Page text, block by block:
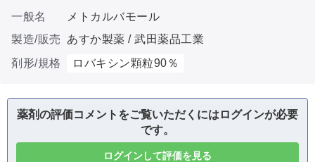
一般名
メトカルバモール
製造/販売
あすか製薬 / 武田薬品工業
剤形/規格
ロバキシン顆粒90％
薬剤の評価コメントをご覧いただくにはログインが必要
です。
ログインして評価を見る